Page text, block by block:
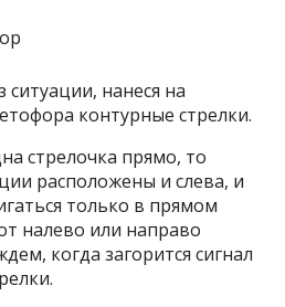
нанеся на
контурные стрелки.
стрелочка прямо, то
расположены и слева, и
только в прямом
налево или направо
когда загорится сигнал